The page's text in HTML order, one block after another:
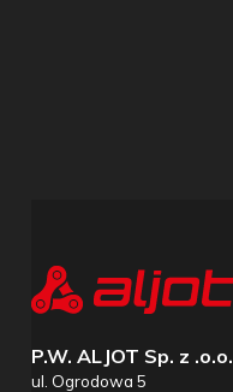
P.W. ALJOT Sp. z .o.o.
ul. Ogrodowa 5